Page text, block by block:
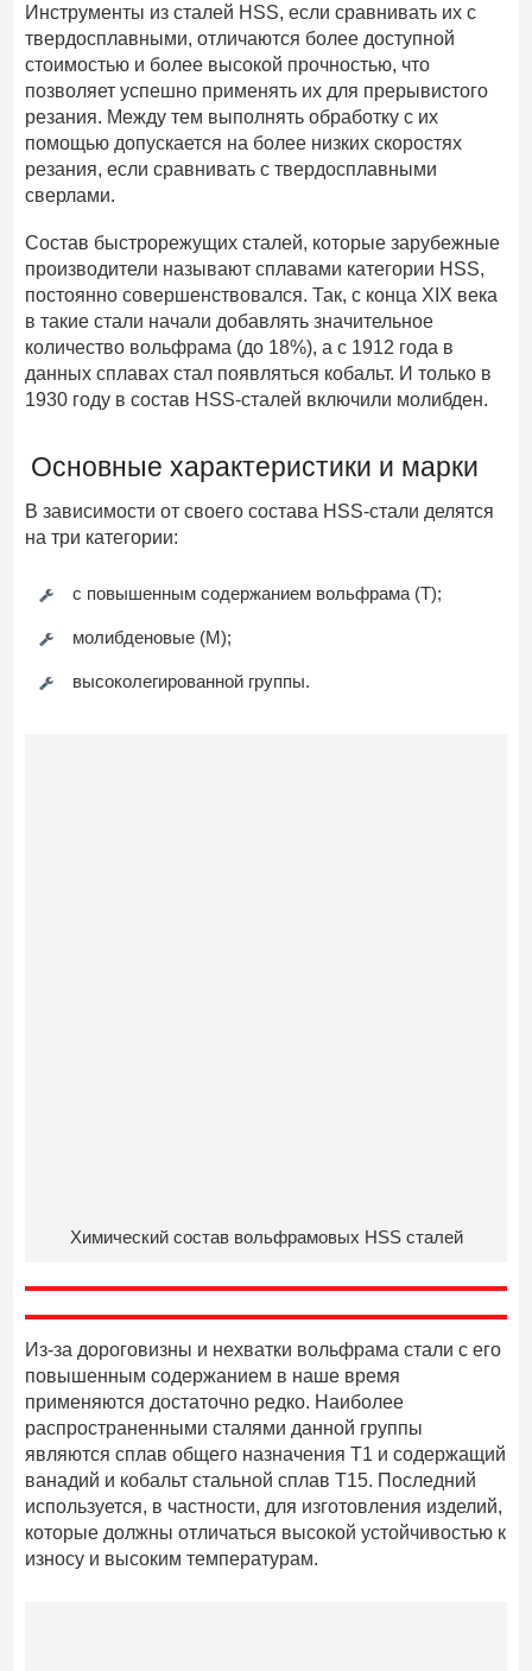
Инструменты из сталей HSS, если сравнивать их с
твердосплавными, отличаются более доступной
стоимостью и более высокой прочностью, что
позволяет успешно применять их для прерывистого
резания. Между тем выполнять обработку с их
помощью допускается на более низких скоростях
резания, если сравнивать с твердосплавными
сверлами.
Состав быстрорежущих сталей, которые зарубежные
производители называют сплавами категории HSS,
постоянно совершенствовался. Так, с конца XIX века
в такие стали начали добавлять значительное
количество вольфрама (до 18%), а с 1912 года в
данных сплавах стал появляться кобальт. И только в
1930 году в состав HSS-сталей включили молибден.
Основные характеристики и марки
В зависимости от своего состава HSS-стали делятся
на три категории:
с повышенным содержанием вольфрама (Т);
молибденовые (М);
высоколегированной группы.
Химический состав вольфрамовых HSS сталей
Из-за дороговизны и нехватки вольфрама стали с его
повышенным содержанием в наше время
применяются достаточно редко. Наиболее
распространенными сталями данной группы
являются сплав общего назначения Т1 и содержащий
ванадий и кобальт стальной сплав Т15. Последний
используется, в частности, для изготовления изделий,
которые должны отличаться высокой устойчивостью к
износу и высоким температурам.